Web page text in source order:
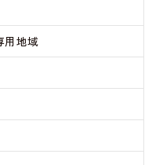
用地域